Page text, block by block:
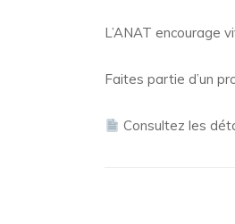
L’ANAT encourage
Faites partie d’un
Consultez les